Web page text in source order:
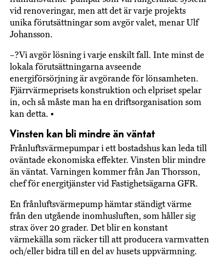
vid renoveringar, men att det är varje projekts
unika förutsättningar som avgör valet, menar Ulf
Johansson.
–?Vi avgör lösning i varje enskilt fall. Inte minst de
lokala förutsättningarna avseende
energiförsörjning är avgörande för lönsamheten.
Fjärrvärmeprisets konstruktion och elpriset spelar
in, och så måste man ha en driftsorganisation som
kan detta. •
Vinsten kan bli mindre än väntat
Frånluftsvärmepumpar i ett bostadshus kan leda till
oväntade ekonomiska effekter. Vinsten blir mindre
än väntat. Varningen kommer från Jan Thorsson,
chef för energitjänster vid Fastighetsägarna GFR.
En frånluftsvärmepump hämtar ständigt värme
från den utgående inomhusluften, som håller sig
strax över 20 grader. Det blir en konstant
värmekälla som räcker till att producera varmvatten
och/eller bidra till en del av husets uppvärmning.